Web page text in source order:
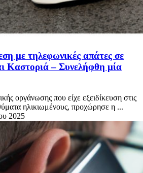
με τηλεφωνικές απάτες σε
Καστοριά – Συνελήφθη μία
οργάνωσης που είχε εξειδίκευση στις
ηλικιωμένους, προχώρησε η ...
2025